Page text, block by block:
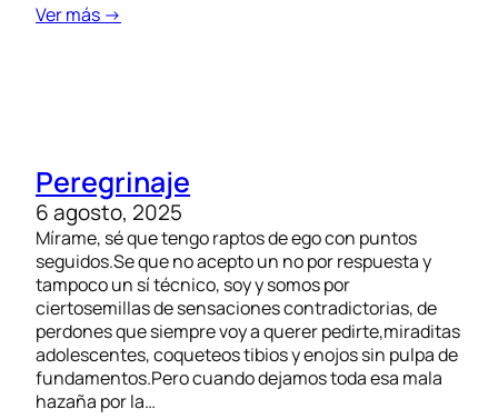
Ver más →
Peregrinaje
6 agosto, 2025
Mírame, sé que tengo raptos de ego con puntos
seguidos.Se que no acepto un no por respuesta y
tampoco un sí técnico, soy y somos por
ciertosemillas de sensaciones contradictorias, de
perdones que siempre voy a querer pedirte,miraditas
adolescentes, coqueteos tibios y enojos sin pulpa de
fundamentos.Pero cuando dejamos toda esa mala
hazaña por la…